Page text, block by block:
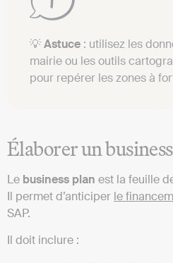
💡Astuce : utilisez les
mairie ou les outils
pour repérer les zones à
Élaborer un
Le business plan est la feuille
Il permet d’anticiper le
SAP.
Il doit inclure :